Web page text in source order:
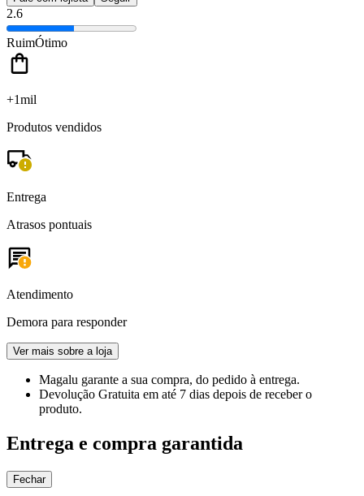
2.6
RuimÓtimo
+1mil
Produtos vendidos
Entrega
Atrasos pontuais
Atendimento
Demora para responder
Ver mais sobre a loja
Magalu garante a sua compra, do pedido à entrega.
Devolução Gratuita em até 7 dias depois de receber o
produto.
Entrega e compra garantida
Fechar